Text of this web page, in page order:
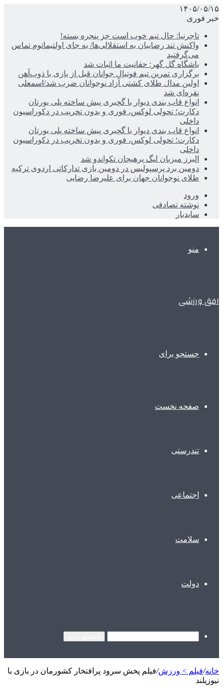
۱۴۰۵/۰۵/۱۵
خبر فوری
تاجرنیا: حال تیم خوب است جز پنجره بسته!
واکنش تند رضاییان به استقلالی‌ها/ به جای اولتیماتوم تماس
می‌گرفتید
باشگاه گل گهر: حقانیت ما اثبات شد
برگزاری تمرین تیم فوتبال جوانان قبل از بازی با ذوب‌آهن
اولین مدال طلای کشتی آزاد نوجوانان ضرب شد/اسمعلی
نقره‌ای شد
انواع قاب بندی دیوار با گچبری پیش ساخته پلی یورتان
دکارت؛ تحولی لوکس، فوری و بدون تخریب در دکوراسیون
داخلی
انواع قاب بندی دیوار با گچبری پیش ساخته پلی یورتان
دکارت؛ تحولی لوکس، فوری و بدون تخریب در دکوراسیون
داخلی
البرز میزبان لیگ پرهیجان تکواندو شد
دومین برد پرسپولیس در دومین بازی تدارکاتی اردوی ترکیه
طلای نوجوانان جهان برای علیرضا رضایی
ورود
نوشته تصادفی
سایدبار
منو
افق ورزشی
جستجو برای
صفحه نخست
تندرستی
اجتماعی
سلامت
دولت
خانه/فیلم > ورزش/فیلم پخش سرود پرافتخار کشورمان در بازی با
نیوزیلند